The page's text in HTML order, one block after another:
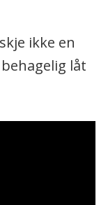
ikke en
låt